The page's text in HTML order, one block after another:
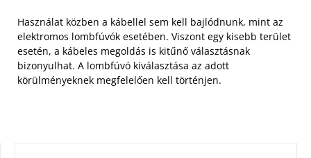
Használat közben a kábellel sem kell bajlódnunk, mint az
elektromos lombfúvók esetében. Viszont egy kisebb terület
esetén, a kábeles megoldás is kitűnő választásnak
bizonyulhat. A lombfúvó kiválasztása az adott
körülményeknek megfelelően kell történjen.